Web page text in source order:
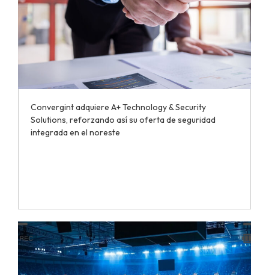
Convergint adquiere A+ Technology & Security
Solutions, reforzando así su oferta de seguridad
integrada en el noreste